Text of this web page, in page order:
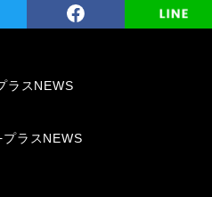
ラスNEWS
ラスNEWS